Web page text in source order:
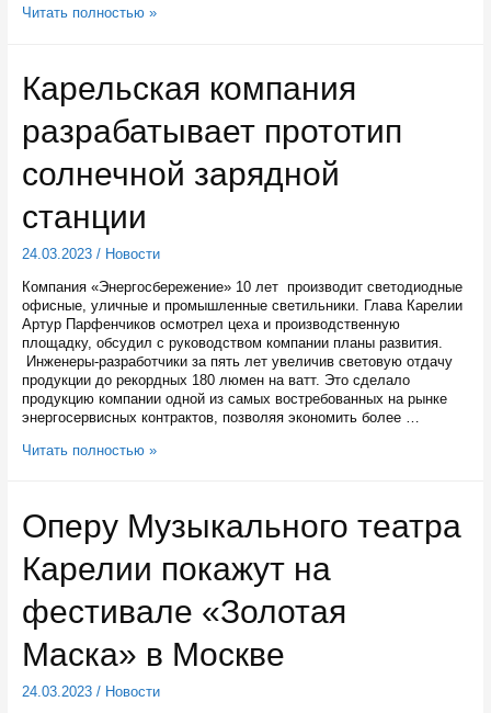
74
конкурсного
отбора
по
программе
местных
в
Читать полностью »
Карельская компания
разрабатывает прототип
солнечной зарядной
станции
24.03.2023/ Новости
Компания «Энергосбережение» 10 лет производит светодиодные
офисные, уличные и промышленные светильники. Глава Карелии
Артур Парфенчиков осмотрел цеха и производственную
площадку, обсудил с руководством компании планы развития.
Инженеры-разработчики за пять лет увеличив световую отдачу
продукции до рекордных 180 люмен на ватт. Это сделало
продукцию компании одной из самых востребованных на рынке
энергосервисных контрактов, позволяя экономить более …
Карельская
солнечной
зарядной
станции
Читать полностью »
Оперу Музыкального театра
Карелии покажут на
фестивале «Золотая
Маска» в Москве
24.03.2023/ Новости